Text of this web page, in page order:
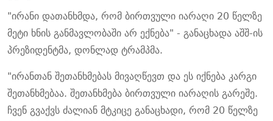
"ირანი დათანხმდა, რომ ბირთვული იარაღი 20 წელზე
მეტი ხნის განმავლობაში არ ექნება" - განაცხადა აშშ-ის
პრეზიდენტმა, დონლად ტრამპმა.
"ირანთან შეთანხმებას მივაღწევთ და ეს იქნება კარგი
შეთანხმებაა. შეთანხმება ბირთვული იარაღის გარეშე.
ჩვენ გვაქვს ძალიან მტკიცე განაცხადი, რომ 20 წელზე